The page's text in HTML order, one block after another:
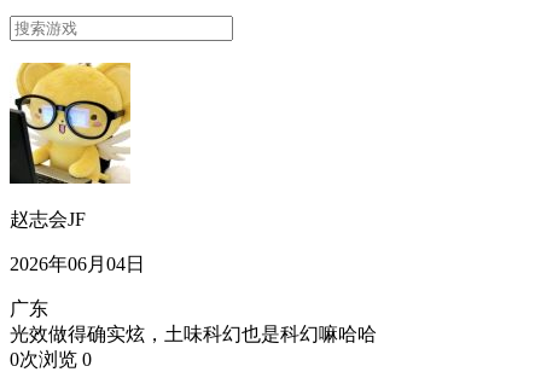
赵志会JF
2026年06月04日
广东
光效做得确实炫，土味科幻也是科幻嘛哈哈
0次浏览 0